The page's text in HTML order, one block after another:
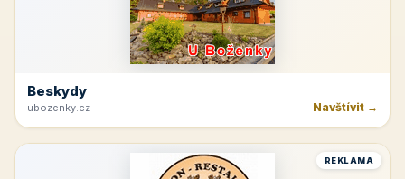
Beskydy
ubozenky.cz Navštívit →
REKLAMA